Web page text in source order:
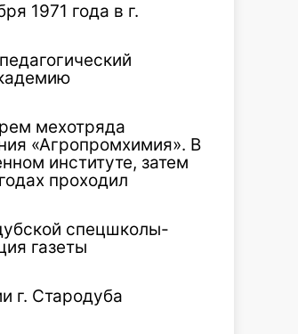
1971 года в г.
мехотряда
«Агропромхимия». В
институте, затем
проходил
спецшколы-
газеты
г. Стародуба